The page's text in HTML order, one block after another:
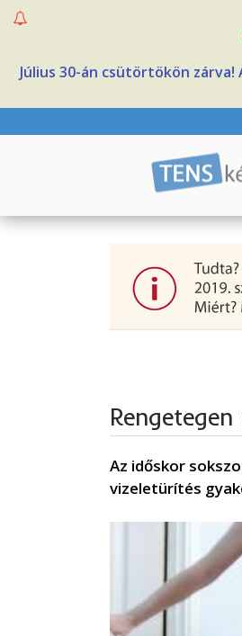
Július 30-án csütörtökön
Az időskor
vizeletürítés